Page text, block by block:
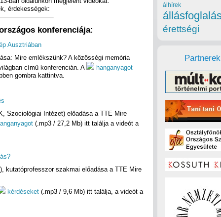
érdekességek:
konferenciája:
Ausztriában
Mire emlékszünk? A közösségi memória
című konferencián. A
hanganyagot
gombra kattintva.
Szociológiai Intézet) előadása a TTE Mire
(.mp3 / 27,2 Mb) itt találja a videót a
kutatóprofesszor szakmai előadása a TTE Mire
kérdéseket (.mp3 / 9,6 Mb) itt találja, a videót a
álhírek
érettségi
Partnerek